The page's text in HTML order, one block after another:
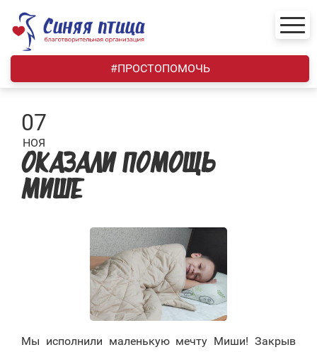
content
#ПРОСТОПОМОЧЬ
07
НОЯ
ОКАЗАЛИ ПОМОЩЬ
МИШЕ
Мы исполнили маленькую мечту Миши! Закрыв